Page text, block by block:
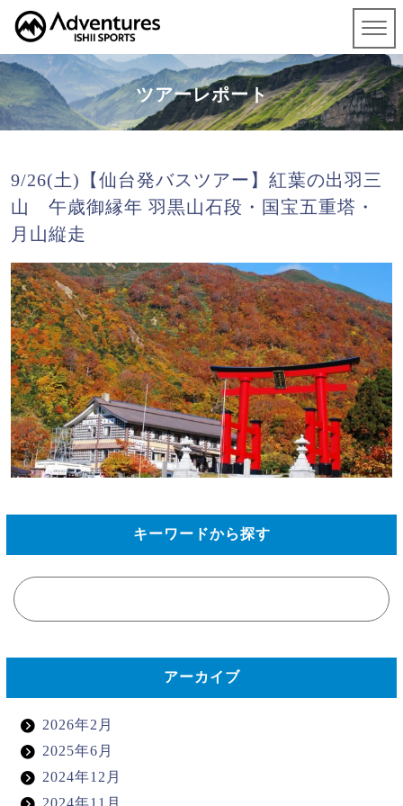
ツアーレポート
9/26(土)【仙台発バスツアー】紅葉の出羽三
山 午歳御縁年 羽黒山石段・国宝五重塔・
月山縦走
キーワードから探す
アーカイブ
2026年2月
2025年6月
2024年12月
2024年11月